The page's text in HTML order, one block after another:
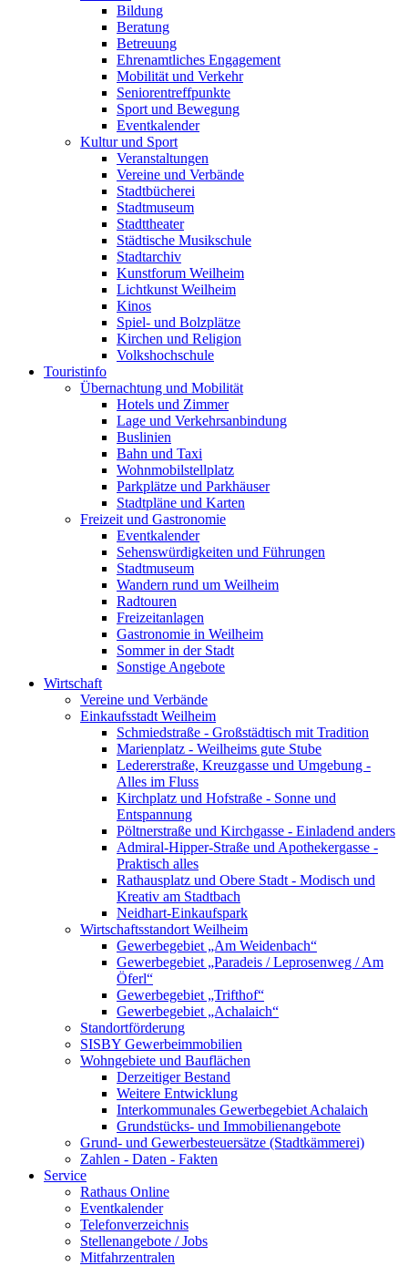
Bildung
Beratung
Betreuung
Ehrenamtliches Engagement
Mobilität und Verkehr
Seniorentreffpunkte
Sport und Bewegung
Eventkalender
Kultur und Sport
Veranstaltungen
Vereine und Verbände
Stadtbücherei
Stadtmuseum
Stadttheater
Städtische Musikschule
Stadtarchiv
Kunstforum Weilheim
Lichtkunst Weilheim
Kinos
Spiel- und Bolzplätze
Kirchen und Religion
Volkshochschule
Touristinfo
Übernachtung und Mobilität
Hotels und Zimmer
Lage und Verkehrsanbindung
Buslinien
Bahn und Taxi
Wohnmobilstellplatz
Parkplätze und Parkhäuser
Stadtpläne und Karten
Freizeit und Gastronomie
Eventkalender
Sehenswürdigkeiten und Führungen
Stadtmuseum
Wandern rund um Weilheim
Radtouren
Freizeitanlagen
Gastronomie in Weilheim
Sommer in der Stadt
Sonstige Angebote
Wirtschaft
Vereine und Verbände
Einkaufsstadt Weilheim
Schmiedstraße - Großstädtisch mit Tradition
Marienplatz - Weilheims gute Stube
Ledererstraße, Kreuzgasse und Umgebung -
Alles im Fluss
Kirchplatz und Hofstraße - Sonne und
Entspannung
Pöltnerstraße und Kirchgasse - Einladend anders
Admiral-Hipper-Straße und Apothekergasse -
Praktisch alles
Rathausplatz und Obere Stadt - Modisch und
Kreativ am Stadtbach
Neidhart-Einkaufspark
Wirtschaftsstandort Weilheim
Gewerbegebiet „Am Weidenbach“
Gewerbegebiet „Paradeis / Leprosenweg / Am
Öferl“
Gewerbegebiet „Trifthof“
Gewerbegebiet „Achalaich“
Standortförderung
SISBY Gewerbeimmobilien
Wohngebiete und Bauflächen
Derzeitiger Bestand
Weitere Entwicklung
Interkommunales Gewerbegebiet Achalaich
Grundstücks- und Immobilienangebote
Grund- und Gewerbesteuersätze (Stadtkämmerei)
Zahlen - Daten - Fakten
Service
Rathaus Online
Eventkalender
Telefonverzeichnis
Stellenangebote / Jobs
Mitfahrzentralen